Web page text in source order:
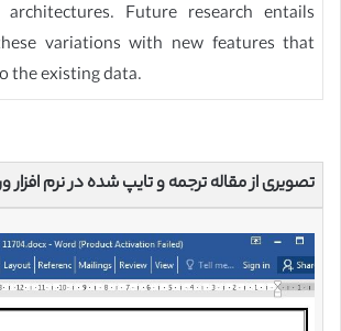
Future research entails
variations with new features that
the existing data.
تصویری از مقاله ترجمه و تایپ شده در نرم افزار